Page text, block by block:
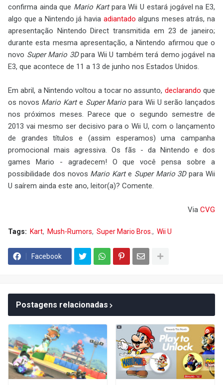
confirma ainda que Mario Kartpara Wii U estará jogável na E3,
algo que a Nintendo já havia adiantado alguns meses atrás, na
apresentação Nintendo Direct transmitida em 23 de janeiro;
durante esta mesma apresentação, a Nintendo afirmou que o
novo Super Mario 3Dpara Wii U também terá demo jogável na
E3, que acontece de 11 a 13 de junho nos Estados Unidos.
Em abril, a Nintendo voltou a tocar no assunto, declarando que
os novos Mario Karte Super Mario para Wii U serão lançados
nos próximos meses. Parece que o segundo semestre de
2013 vai mesmo ser decisivo para o Wii U, com o lançamento
de grandes títulos e (assim esperamos) uma campanha
promocional mais agressiva. Os fãs - da Nintendo e dos
games Mario - agradecem! O que você pensa sobre a
possibilidade dos novos Mario Karte Super Mario 3Dpara Wii
U saírem ainda este ano, leitor(a)? Comente.
Via CVG
Tags: Kart Mush-Rumors Super Mario Bros. Wii U
Facebook
Postagens relacionadas